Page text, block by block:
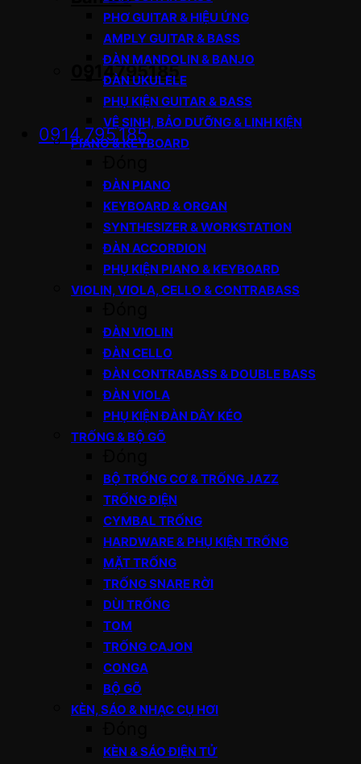
0914795185
0914.795.185
PHƠ GUITAR & HIỆU ỨNG
AMPLY GUITAR & BASS
ĐÀN MANDOLIN & BANJO
ĐÀN UKULELE
PHỤ KIỆN GUITAR & BASS
VỆ SINH, BẢO DƯỠNG & LINH KIỆN
PIANO & KEYBOARD
ĐÀN PIANO
KEYBOARD & ORGAN
SYNTHESIZER & WORKSTATION
ĐÀN ACCORDION
PHỤ KIỆN PIANO & KEYBOARD
VIOLIN, VIOLA, CELLO & CONTRABASS
ĐÀN VIOLIN
ĐÀN CELLO
ĐÀN CONTRABASS & DOUBLE BASS
ĐÀN VIOLA
PHỤ KIỆN ĐÀN DÂY KÉO
TRỐNG & BỘ GÕ
BỘ TRỐNG CƠ & TRỐNG JAZZ
TRỐNG ĐIỆN
CYMBAL TRỐNG
HARDWARE & PHỤ KIỆN TRỐNG
MẶT TRỐNG
TRỐNG SNARE RỜI
DÙI TRỐNG
TOM
TRỐNG CAJON
CONGA
BỘ GÕ
KÈN, SÁO & NHẠC CỤ HƠI
KÈN & SÁO ĐIỆN TỬ